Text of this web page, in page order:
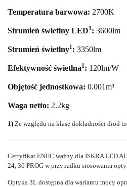
Temperatura barwowa: 2700K
Strumień świetlny LED1 : 3600lm
Strumień świetlny1 : 3350lm
Efektywność świetlna1 : 120lm/W
Objętość jednostkowa: 0.001m³
Waga netto: 2.2kg
1) Ze względu na klasę dokładności diod
Certyfikat ENEC ważny dla ISKRA LED
24, 36 PROG w przypadku stosowania
Optyka 3L dostępna dla wariantu mocy